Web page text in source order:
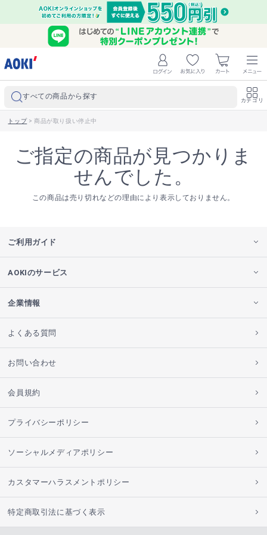
すべての商品から探す カテゴリ
トップ> 商品が取り扱い停止中
ご指定の商品が見つかりま
せんでした。
この商品は売り切れなどの理由により表示しておりません。
ご利用ガイド
AOKIのサービス
企業情報
よくある質問
お問い合わせ
会員規約
プライバシーポリシー
ソーシャルメディアポリシー
カスタマーハラスメントポリシー
特定商取引法に基づく表示